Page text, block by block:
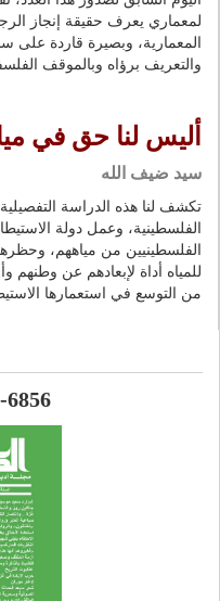
لمعماري يعرف حقيقة إنجاز
المعمارية، وبصيرة قاردة
والتعريف برؤاه وبالموقف
أليس لنا حق في
سيد ضيف الله
تكشف لنا هذه الدراسة
الفلسطينية، وعمل دولة
الفلسطينيين من مياههم،
للمياه أداة لإبعادهم عن وطنهم
من التوسع في استعمارها
6856